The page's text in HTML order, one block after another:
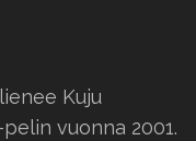
Kuju
vuonna 2001.